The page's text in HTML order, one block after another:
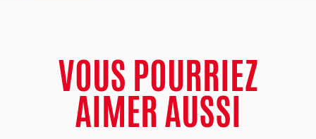
VOUS POURRIEZ
AIMER AUSSI